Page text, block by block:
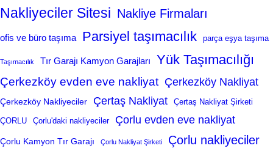
Nakliyeciler Sitesi Nakliye Firmaları
ofis ve büro taşıma Parsiyel taşımacılık parça eşya taşıma
Taşımacılık Tır Garajı Kamyon Garajları Yük Taşımacılığı
Çerkezköy evden eve nakliyat Çerkezköy Nakliyat
Çerkezköy Nakliyeciler Çertaş Nakliyat Çertaş Nakliyat Şirketi
ÇORLU Çorlu'daki nakliyeciler Çorlu evden eve nakliyat
Çorlu Kamyon Tır Garajı Çorlu Nakliyat Şirketi Çorlu nakliyeciler